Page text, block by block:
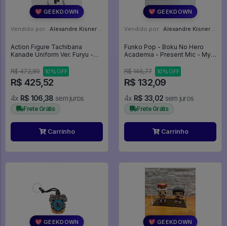
💖 GEEKDOWN
Vendido por: Alexandre Kisner - PR
Action Figure Tachibana
Kanade Uniform Ver. Furyu -
R$ 472,80
10% OFF
R$ 425,52
4x R$ 106,38 sem juros
Frete Grátis
Carrinho
💖 GEEKDOWN
Vendido por: Alexandre Kisner - PR
Funko Pop - Boku No Hero
Academia - Present Mic - My
R$ 146,77
10% OFF
R$ 132,09
4x R$ 33,02 sem juros
Frete Grátis
Carrinho
💖 GEEKDOWN 💖 GEEKDOWN